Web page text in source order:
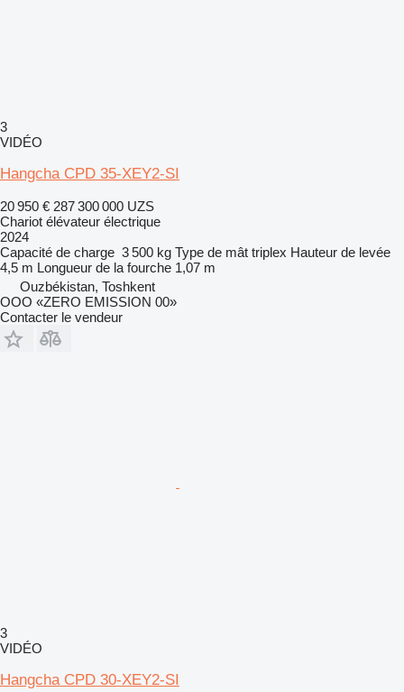
3
VIDÉO
Hangcha CPD 35-XEY2-SI
20 950 € 287 300 000 UZS
Chariot élévateur électrique
2024
Capacité de charge 3 500 kg Type de mât triplex Hauteur de levée
4,5 m Longueur de la fourche 1,07 m
Ouzbékistan, Toshkent
OOO «ZERO EMISSION 00»
Contacter le vendeur
3
VIDÉO
Hangcha CPD 30-XEY2-SI